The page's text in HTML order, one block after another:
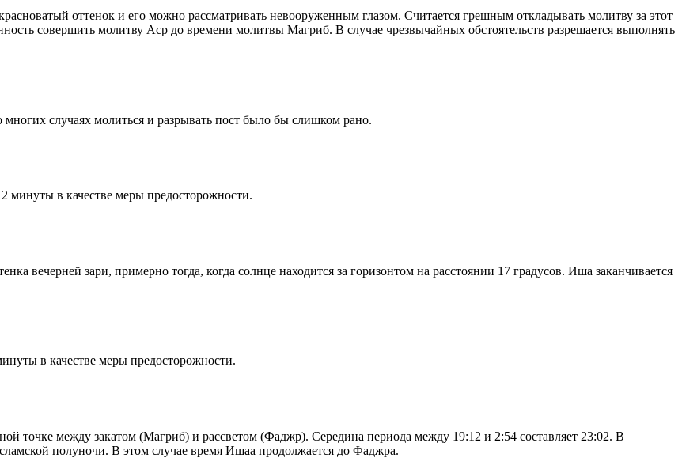
оттенок и его можно рассматривать невооруженным глазом. Считается грешным откладывать молитву за этот
совершить молитву Аср до времени молитвы Магриб. В случае чрезвычайных обстоятельств разрешается выполнять
случаях молиться и разрывать пост было бы слишком рано.
в качестве меры предосторожности.
вечерней зари, примерно тогда, когда солнце находится за горизонтом на расстоянии 17 градусов. Иша заканчивается
в качестве меры предосторожности.
точке между закатом (Магриб) и рассветом (Фаджр). Середина периода между 19:12 и 2:54 составляет 23:02. В
полуночи. В этом случае время Ишаа продолжается до Фаджра.